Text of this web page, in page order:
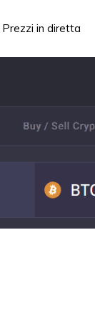
Prezzi in diretta